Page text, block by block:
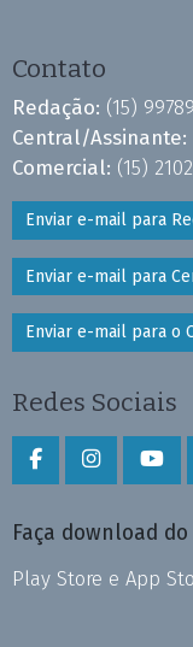
Contato
Redação: (15)
Central/Assinante:
Comercial: (15)
Enviar e-mail para
Enviar e-mail para
Enviar e-mail para o
Redes Sociais
Faça download
Play Store e App